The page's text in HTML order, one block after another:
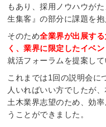
もあり、採用ノウハウが
生集客』の部分に課題を抱
そのため全業界が出展す
く、業界に限定したイベン
就活フォーラムを提案して
これまでは1回の説明会に
人いればいい方でしたが
土木業界志望のため、効
うことができました。
み